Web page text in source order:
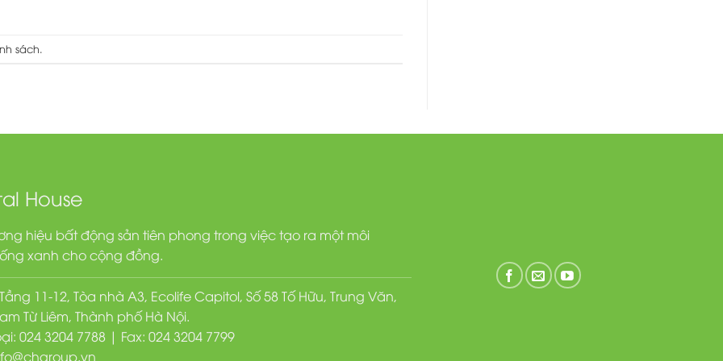
sách.
House
hiệu bất động sản tiên phong trong việc tạo ra một môi
xanh cho cộng đồng.
11-12, Tòa nhà A3, Ecolife Capitol, Số 58 Tố Hữu, Trung Văn,
Từ Liêm, Thành phố Hà Nội.
024 3204 7788 | Fax: 024 3204 7799